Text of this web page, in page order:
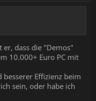
er, dass die "Demos"
10.000+ Euro PC mit
Effizienz beim
sein, oder habe ich